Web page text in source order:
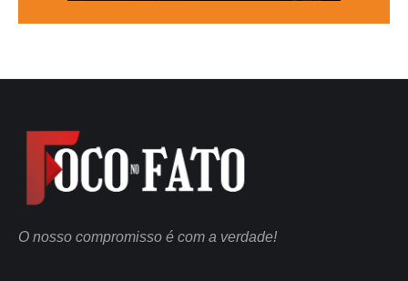
O nosso compromisso é com a verdade!